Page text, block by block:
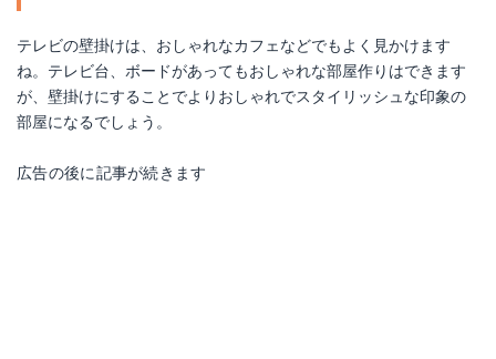
テレビの壁掛けは、おしゃれなカフェなどでもよく見かけます
ね。テレビ台、ボードがあってもおしゃれな部屋作りはできます
が、壁掛けにすることでよりおしゃれでスタイリッシュな印象の
部屋になるでしょう。
広告の後に記事が続きます